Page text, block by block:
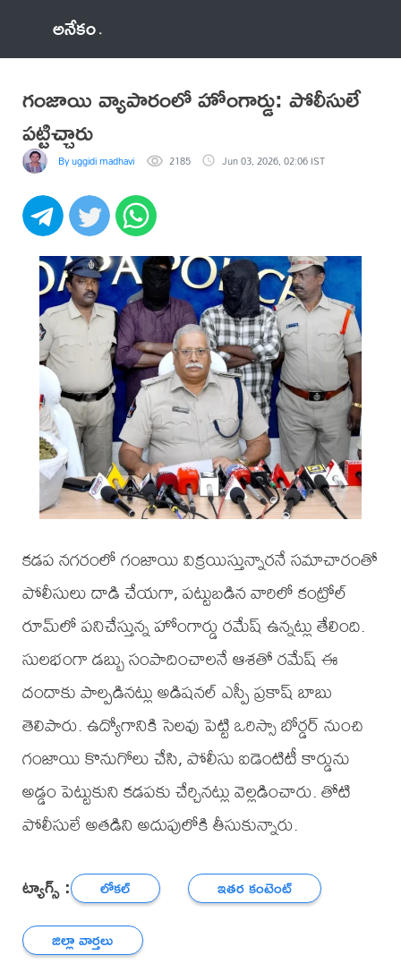
అనేకం
గంజాయి వ్యాపారంలో హోంగార్డు: పోలీసులే
పట్టిచ్చారు
By uggidi madhavi 2185 Jun 03, 2026, 02:06 IST
కడప నగరంలో గంజాయి విక్రయిస్తున్నారనే సమాచారంతో
పోలీసులు దాడి చేయగా, పట్టుబడిన వారిలో కంట్రోల్
రూమ్‌లో పనిచేస్తున్న హోంగార్డు రమేష్ ఉన్నట్లు తేలింది.
సులభంగా డబ్బు సంపాదించాలనే ఆశతో రమేష్ ఈ
దందాకు పాల్పడినట్లు అడిషనల్ ఎస్పీ ప్రకాష్ బాబు
తెలిపారు. ఉద్యోగానికి సెలవు పెట్టి ఒరిస్సా బోర్డర్ నుంచి
గంజాయి కొనుగోలు చేసి, పోలీసు ఐడెంటిటీ కార్డును
అడ్డం పెట్టుకుని కడపకు చేర్చినట్లు వెల్లడించారు. తోటి
పోలీసులే అతడిని అదుపులోకి తీసుకున్నారు.
ట్యాగ్స్ : లోకల్
ఇతర కంటెంట్
జిల్లా వార్తలు